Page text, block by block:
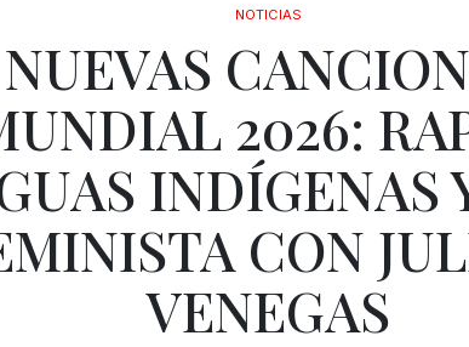
NOTICIAS
2026:
INDÍGENAS
CON
VENEGAS